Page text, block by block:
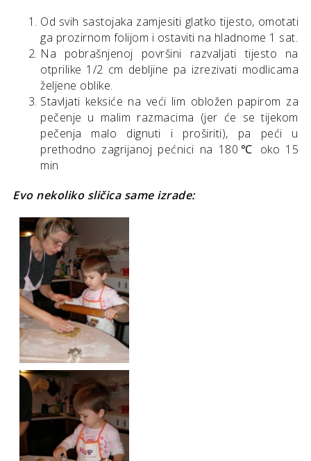
Od svih sastojaka zamjesiti glatko tijesto, omotati
ga prozirnom folijom i ostaviti na hladnome 1 sat.
Na pobrašnjenoj površini razvaljati tijesto na
otprilike 1/2 cm debljine pa izrezivati modlicama
željene oblike.
Stavljati keksiće na veći lim obložen papirom za
pečenje u malim razmacima (jer će se tijekom
pečenja malo dignuti i proširiti), pa peći u
prethodno zagrijanoj pećnici na 180℃ oko 15
min
Evo nekoliko sličica same izrade: